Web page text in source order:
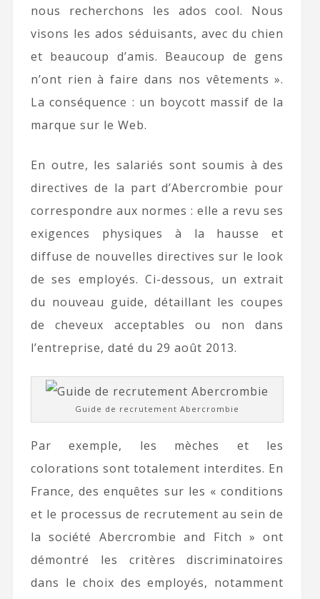
nous recherchons les ados cool. Nous
visons les ados séduisants, avec du chien
et beaucoup d’amis. Beaucoup de gens
n’ont rien à faire dans nos vêtements ».
La conséquence : un boycott massif de la
marque sur le Web.
En outre, les salariés sont soumis à des
directives de la part d’Abercrombie pour
correspondre aux normes : elle a revu ses
exigences physiques à la hausse et
diffuse de nouvelles directives sur le look
de ses employés. Ci-dessous, un extrait
du nouveau guide, détaillant les coupes
de cheveux acceptables ou non dans
l’entreprise, daté du 29 août 2013.
Guide de recrutement Abercrombie
Par exemple, les mèches et les
colorations sont totalement interdites. En
France, des enquêtes sur les « conditions
et le processus de recrutement au sein de
la société Abercrombie and Fitch » ont
démontré les critères discriminatoires
dans le choix des employés, notamment